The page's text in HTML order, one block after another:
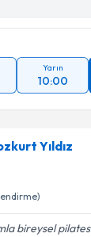
Yarın
10:00
Yıldız
bireysel pilates